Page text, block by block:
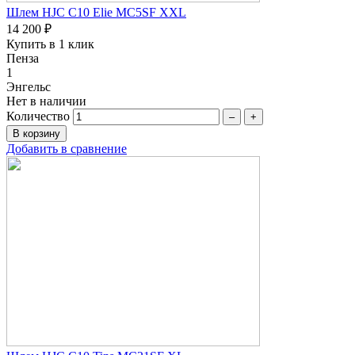
Шлем HJC C10 Elie MC5SF XXL
14 200 ₽
Купить в 1 клик
Пенза
1
Энгельс
Нет в наличии
Количество
– +
Добавить в сравнение